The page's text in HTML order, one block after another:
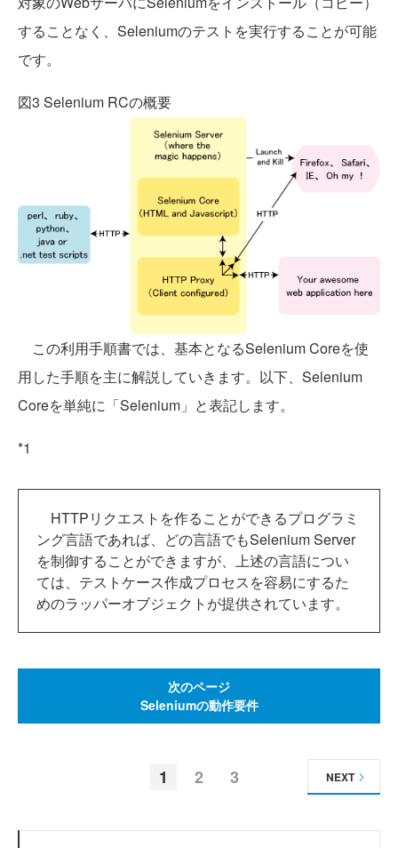
することなく、Seleniumのテストを実行することが可能
です。
図3 Selenium RCの概要
この利用手順書では、基本となるSelenium Coreを使
用した手順を主に解説していきます。以下、Selenium
Coreを単純に「Selenium」と表記します。
*1
HTTPリクエストを作ることができるプログラミ
ング言語であれば、どの言語でもSelenium Server
を制御することができますが、上述の言語につい
ては、テストケース作成プロセスを容易にするた
めのラッパーオブジェクトが提供されています。
次のページ
Seleniumの動作要件
1 2 3 NEXT